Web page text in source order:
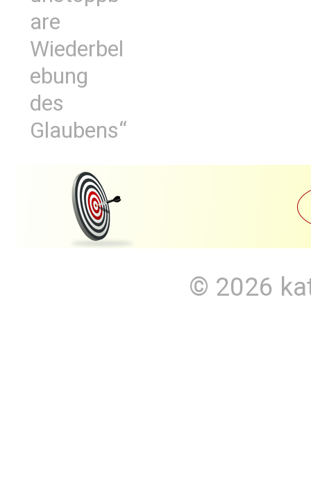
are
Wiederbel
ebung
des
Glaubens“
© 2026